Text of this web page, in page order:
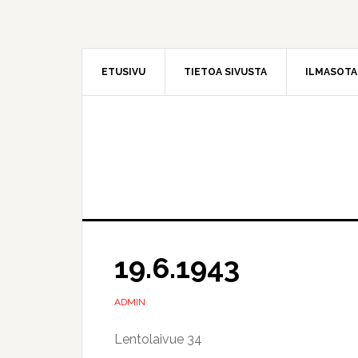
ETUSIVU TIETOA SIVUSTA
19.6.1943
ADMIN
Lentolaivue 34